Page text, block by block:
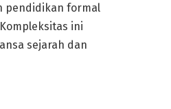
pendidikan formal
ini
sejarah dan